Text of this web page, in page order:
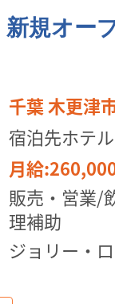
新規オー
千葉 木更津
宿泊先ホテ
月給
販売・営業/
理補助
ジョリー・